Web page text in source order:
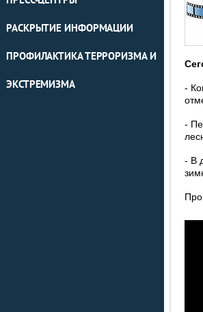
РАСКРЫТИЕ ИНФОРМАЦИИ
ПРОФИЛАКТИКА ТЕРРОРИЗМА И
ЭКСТРЕМИЗМА
-
-
- В